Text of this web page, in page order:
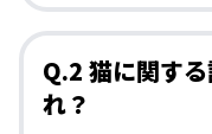
Q.2 猫に関す
れ？